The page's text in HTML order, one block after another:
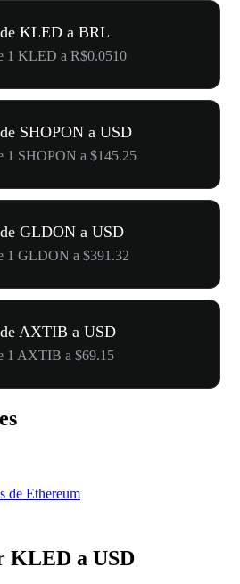
KLED a BRL
1 KLED a R$0.0510
SHOPON a USD
1 SHOPON a $145.25
GLDON a USD
1 GLDON a $391.32
AXTIB a USD
1 AXTIB a $69.15
de Ethereum
KLED a USD